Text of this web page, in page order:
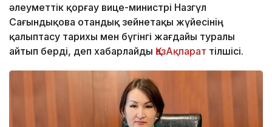
әлеуметтік қорғау вице-министрі Назгүл
Сағындықова отандық зейнетақы жүйесінің
қалыптасу тарихы мен бүгінгі жағдайы туралы
айтып берді, деп хабарлайды ҚазАқпарат тілшісі.